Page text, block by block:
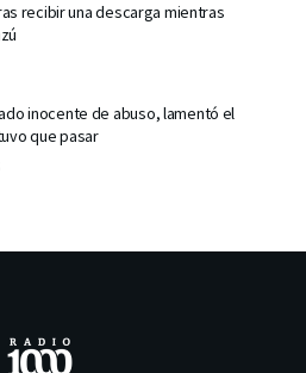
recibir una descarga mientras
inocente de abuso, lamentó el
que pasar